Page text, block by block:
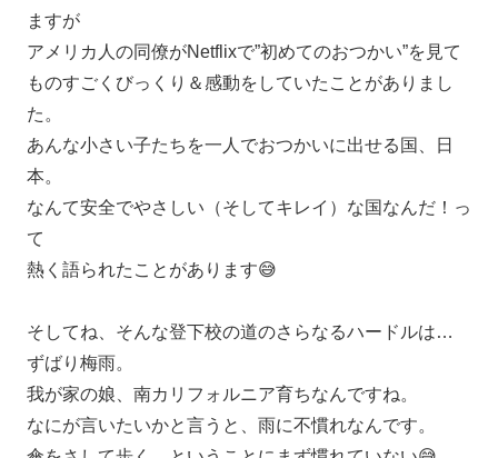
ますが
アメリカ人の同僚がNetflixで”初めてのおつかい”を見て
ものすごくびっくり＆感動をしていたことがありまし
た。
あんな小さい子たちを一人でおつかいに出せる国、日
本。
なんて安全でやさしい（そしてキレイ）な国なんだ！っ
て
熱く語られたことがあります😅
そしてね、そんな登下校の道のさらなるハードルは…
ずばり梅雨。
我が家の娘、南カリフォルニア育ちなんですね。
なにが言いたいかと言うと、雨に不慣れなんです。